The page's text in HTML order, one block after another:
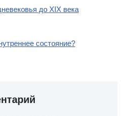
до XIX века
состояние?